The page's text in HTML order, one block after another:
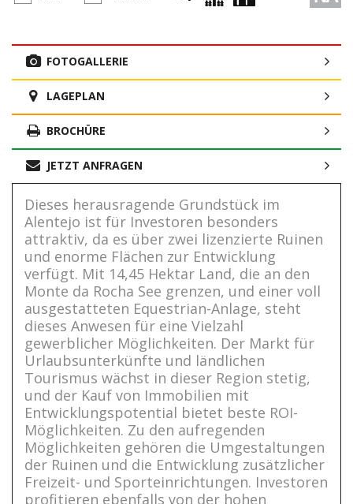
FOTOGALLERIE
LAGEPLAN
BROCHÜRE
JETZT ANFRAGEN
Dieses herausragende Grundstück im
Alentejo ist für Investoren besonders
attraktiv, da es über zwei lizenzierte Ruinen
und enorme Flächen zur Entwicklung
verfügt. Mit 14,45 Hektar Land, die an den
Monte da Rocha See grenzen, und einer voll
ausgestatteten Equestrian-Anlage, steht
dieses Anwesen für eine Vielzahl
gewerblicher Möglichkeiten. Der Markt für
Urlaubsunterkünfte und ländlichen
Tourismus wächst in dieser Region stetig,
und der Kauf von Immobilien mit
Entwicklungspotential bietet beste ROI-
Möglichkeiten. Zu den aufregenden
Möglichkeiten gehören die Umgestaltungen
der Ruinen und die Entwicklung zusätzlicher
Freizeit- und Sporteinrichtungen. Investoren
profitieren ebenfalls von der hohen